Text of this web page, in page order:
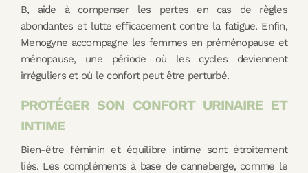
B, aide à compenser les pertes en cas de règles
abondantes et lutte efficacement contre la fatigue. Enfin,
Menogyne accompagne les femmes en préménopause et
ménopause, une période où les cycles deviennent
irréguliers et où le confort peut être perturbé.
PROTÉGER SON CONFORT URINAIRE ET
INTIME
Bien-être féminin et équilibre intime sont étroitement
liés. Les compléments à base de canneberge, comme le